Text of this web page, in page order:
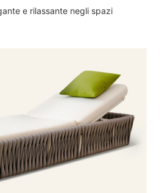
e rilassante negli spazi